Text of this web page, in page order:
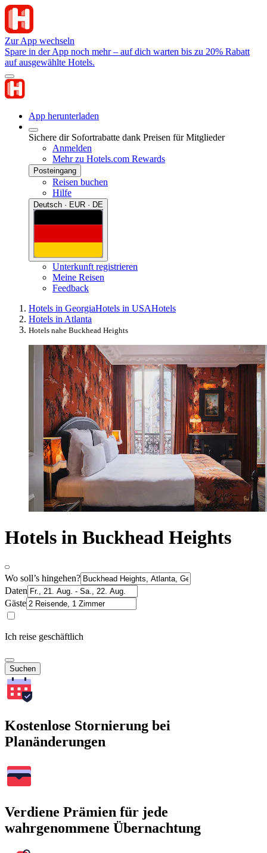
Zur App wechseln
Spare in der App noch mehr – auf dich warten bis zu 20% Rabatt
auf ausgewählte Hotels.
App herunterladen
Sichere dir Sofortrabatte dank Preisen für Mitglieder
Anmelden
Mehr zu Hotels.com Rewards
Posteingang
Reisen buchen
Hilfe
Deutsch · EUR · DE
Unterkunft registrieren
Meine Reisen
Feedback
Hotels in GeorgiaHotels in USAHotels
Hotels in Atlanta
Hotels nahe Buckhead Heights
Hotels in Buckhead Heights
Wo soll’s hingehen?
Daten
Gäste
Ich reise geschäftlich
Suchen
Kostenlose Stornierung bei
Planänderungen
Verdiene Prämien für jede
wahrgenommene Übernachtung